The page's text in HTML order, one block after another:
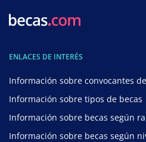
ENLACES DE INTERÉS
Información sobre convocantes
Información sobre tipos de becas
Información sobre becas según
Información sobre becas según